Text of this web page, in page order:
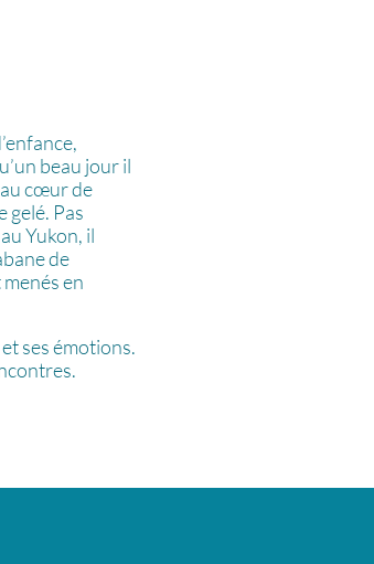
beau jour il
cœur de
gelé. Pas
Yukon, il
de
en
ses émotions.